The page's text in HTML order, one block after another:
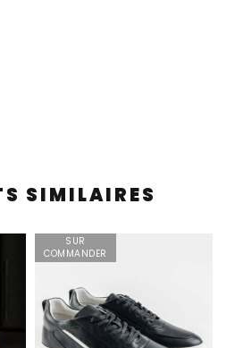
SIMILAIRES
SUR
COMMANDER